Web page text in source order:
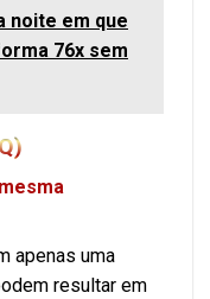
noite em que
76x sem
apenas uma
resultar em